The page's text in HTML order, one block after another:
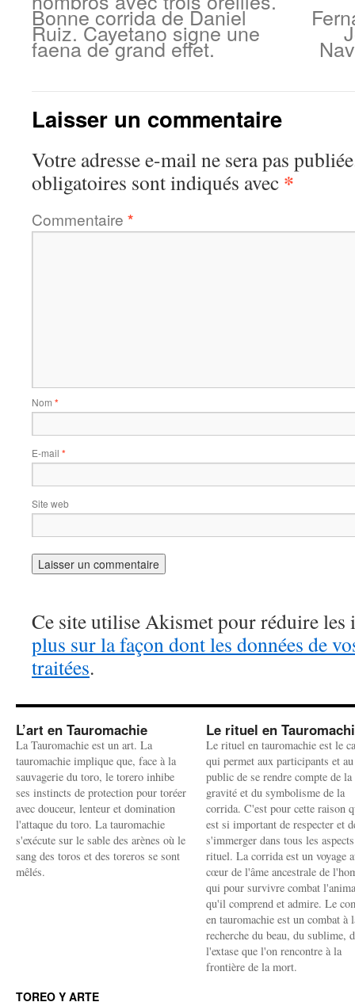
Bonne corrida de Daniel
Ruiz. Cayetano signe une
faena de grand effet.
Laisser un commentaire
Votre adresse e-mail ne sera pas
obligatoires sont indiqués avec *
Commentaire *
Nom *
E-mail *
Site web
Ce site utilise Akismet pour réduire les
plus sur la façon dont les données de
traitées.
L’art en Tauromachie
La Tauromachie est un art. La
tauromachie implique que, face à la
sauvagerie du toro, le torero inhibe
ses instincts de protection pour toréer
avec douceur, lenteur et domination
l'attaque du toro. La tauromachie
s'exécute sur le sable des arènes où le
sang des toros et des toreros se sont
mêlés.
Le rituel en
Le rituel en tauromachie est le
qui permet aux participants et au
public de se rendre compte de la
gravité et du symbolisme de la
corrida. C'est pour cette raison
est si important de respecter et
s'immerger dans tous les
rituel. La corrida est un voyage
cœur de l'âme ancestrale de
qui pour survivre combat
qu'il comprend et admire. Le
en tauromachie est un combat à
recherche du beau, du sublime,
l'extase que l'on rencontre à la
frontière de la mort.
TOREO Y ARTE